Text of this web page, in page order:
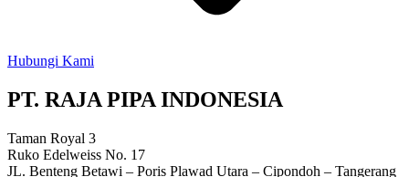
Hubungi Kami
PT. RAJA PIPA INDONESIA
Taman Royal 3
Ruko Edelweiss No. 17
JL. Benteng Betawi – Poris Plawad Utara – Cipondoh – Tangerang